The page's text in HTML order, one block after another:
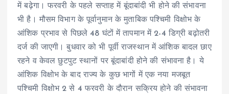
में बढ़ेगा। फरवरी के पहले सप्ताह में बूंदाबांदी भी होने की संभावना
भी है। मौसम विभाग के पूर्वानुमान के मुताबिक पश्चिमी विक्षोभ के
आंशिक प्रभाव से पिछले 48 घंटों में तापमान में 2-4 डिग्री बढ़ोतरी
दर्ज की जाएगी। बुधवार को भी पूर्वी राजस्थान में आंशिक बादल छाए
रहने व केवल छुटपुट स्थानों पर बूंदाबांदी होने की संभावना है। ये
आंशिक विक्षोभ के बाद राज्य के कुछ भागों में एक नया मजबूत
पश्चिमी विक्षोभ 2 से 4 फरवरी के दौरान सक्रिय होने की संभावना